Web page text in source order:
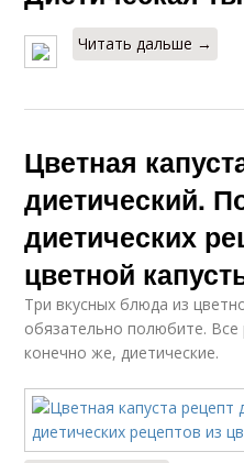
Читать дальше →
Цветная
диетический.
диетических
цветной
Три вкусных блюда из
обязательно полюбите.
конечно же, диетические.